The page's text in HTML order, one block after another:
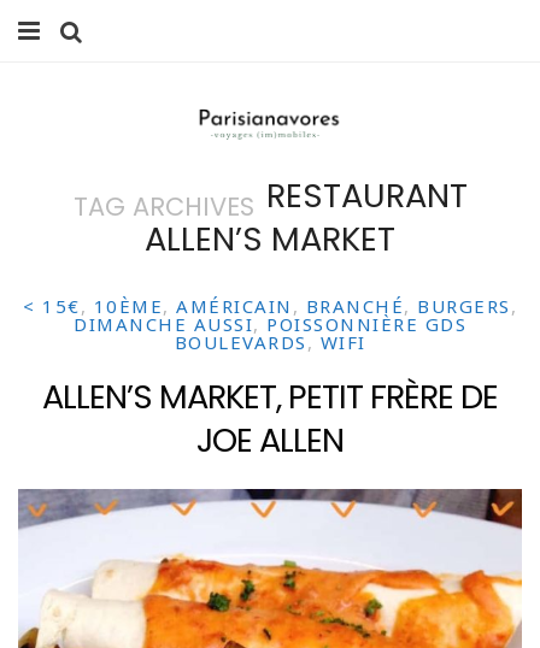
FAMILLE
VOYAGES
BALADES À PARIS
CULTURE
0 ITEMS -0,00€
TAG ARCHIVES RESTAURANT
ALLEN’S MARKET
< 15€, 10ÈME, AMÉRICAIN , BRANCHÉ, BURGERS ,
DIMANCHE AUSSI, POISSONNIÈRE GDS
BOULEVARDS , WIFI
ALLEN’S MARKET, PETIT FRÈRE DE
JOE ALLEN